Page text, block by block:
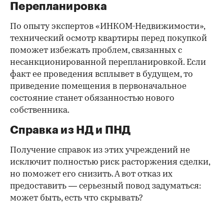
Перепланировка
По опыту экспертов «ИНКОМ-Недвижимости»,
технический осмотр квартиры перед покупкой
поможет избежать проблем, связанных с
несанкционированной перепланировкой. Если
факт ее проведения всплывет в будущем, то
приведение помещения в первоначальное
состояние станет обязанностью нового
собственника.
Справка из НД и ПНД
Получение справок из этих учреждений не
исключит полностью риск расторжения сделки,
но поможет его снизить. А вот отказ их
предоставить — серьезный повод задуматься:
может быть, есть что скрывать?